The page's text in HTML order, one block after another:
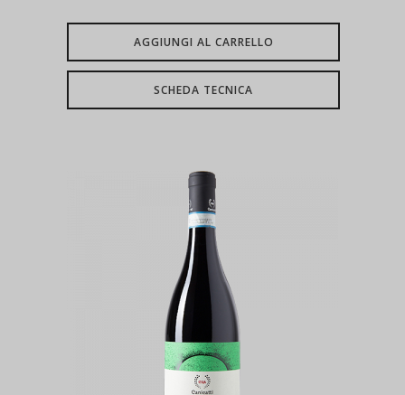
AGGIUNGI AL CARRELLO
SCHEDA TECNICA